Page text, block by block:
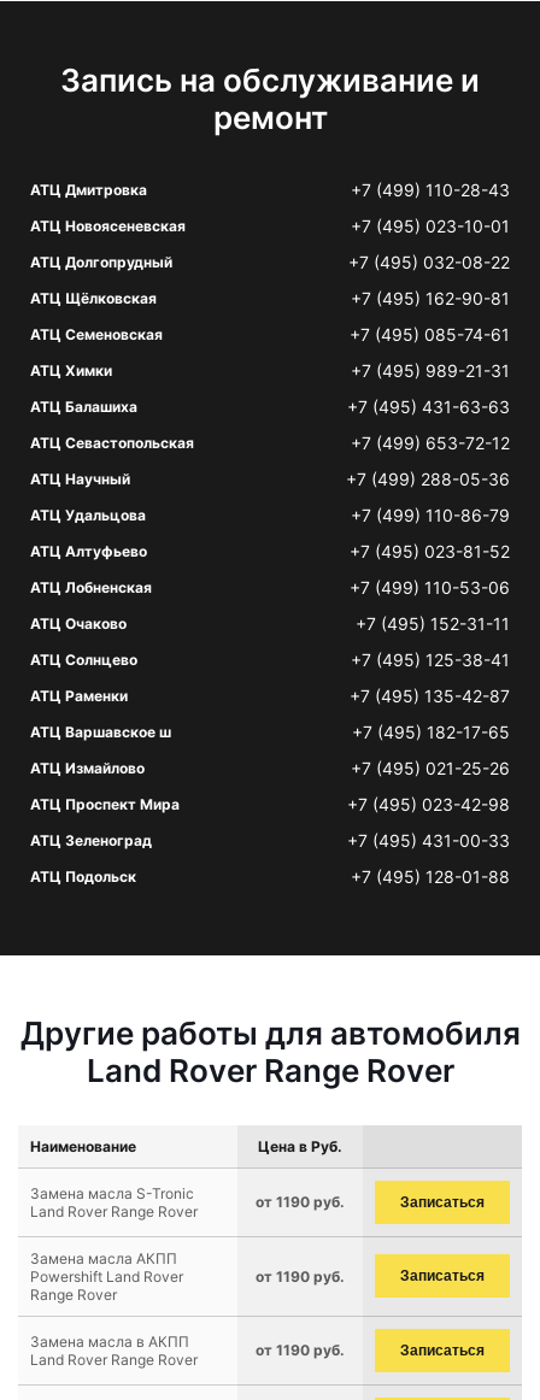
Запись на обслуживание и
ремонт
АТЦ Дмитровка +7 (499) 110-28-43
АТЦ Новоясеневская +7 (495) 023-10-01
АТЦ Долгопрудный +7 (495) 032-08-22
АТЦ Щёлковская +7 (495) 162-90-81
АТЦ Семеновская +7 (495) 085-74-61
АТЦ Химки +7 (495) 989-21-31
АТЦ Балашиха +7 (495) 431-63-63
АТЦ Севастопольская +7 (499) 653-72-12
АТЦ Научный +7 (499) 288-05-36
АТЦ Удальцова +7 (499) 110-86-79
АТЦ Алтуфьево +7 (495) 023-81-52
АТЦ Лобненская +7 (499) 110-53-06
АТЦ Очаково +7 (495) 152-31-11
АТЦ Солнцево +7 (495) 125-38-41
АТЦ Раменки +7 (495) 135-42-87
АТЦ Варшавское ш +7 (495) 182-17-65
АТЦ Измайлово +7 (495) 021-25-26
АТЦ Проспект Мира +7 (495) 023-42-98
АТЦ Зеленоград +7 (495) 431-00-33
АТЦ Подольск +7 (495) 128-01-88
Другие работы для автомобиля
Land Rover Range Rover
Наименование Цена в Руб.
Замена масла S-Tronic
Land Rover Range Rover
от 1190 руб. Записаться
Замена масла АКПП
Powershift Land Rover
Range Rover
от 1190 руб. Записаться
Замена масла в АКПП
Land Rover Range Rover
от 1190 руб. Записаться